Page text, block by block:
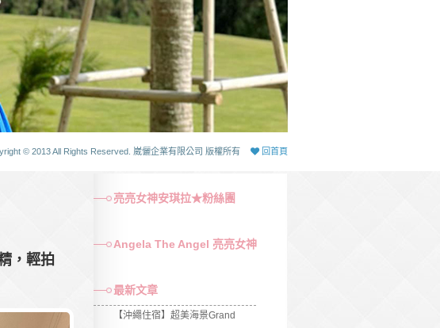
© 2013 All Rights Reserved. 崴儷企業有限公司 版權所有 回首頁
，輕拍
亮亮女神安琪拉★粉絲團
Angela The Angel 亮亮女神
最新文章
【沖繩住宿】超美海景Grand